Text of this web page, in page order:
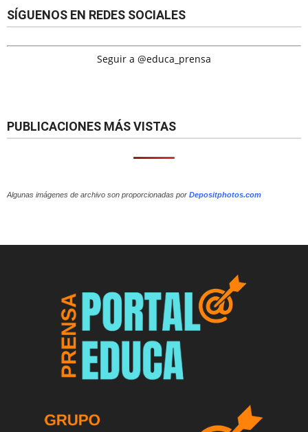
SÍGUENOS EN REDES SOCIALES
Seguir a @educa_prensa
PUBLICACIONES MÁS VISTAS
Algunas imágenes de archivo son proporcionadas por Depositphotos.com